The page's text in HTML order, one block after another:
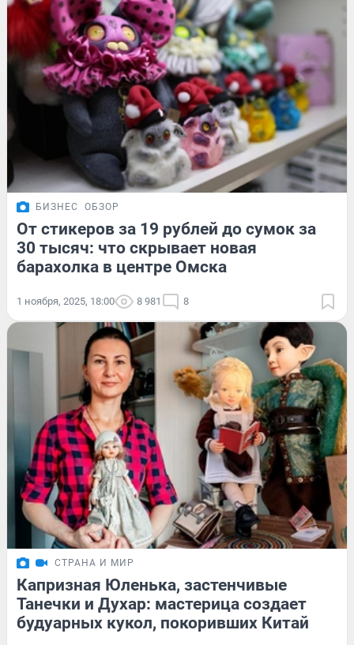
БИЗНЕС ОБЗОР
От стикеров за 19 рублей до сумок за
30 тысяч: что скрывает новая
барахолка в центре Омска
1 ноября, 2025, 18:00 8 981 8
СТРАНА И МИР
Капризная Юленька, застенчивые
Танечки и Духар: мастерица создает
будуарных кукол, покоривших Китай